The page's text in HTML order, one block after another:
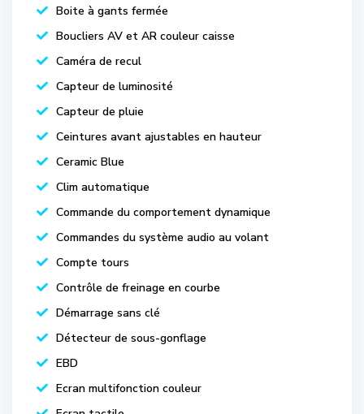
Boite à gants fermée
Boucliers AV et AR couleur caisse
Caméra de recul
Capteur de luminosité
Capteur de pluie
Ceintures avant ajustables en hauteur
Ceramic Blue
Clim automatique
Commande du comportement dynamique
Commandes du système audio au volant
Compte tours
Contrôle de freinage en courbe
Démarrage sans clé
Détecteur de sous-gonflage
EBD
Ecran multifonction couleur